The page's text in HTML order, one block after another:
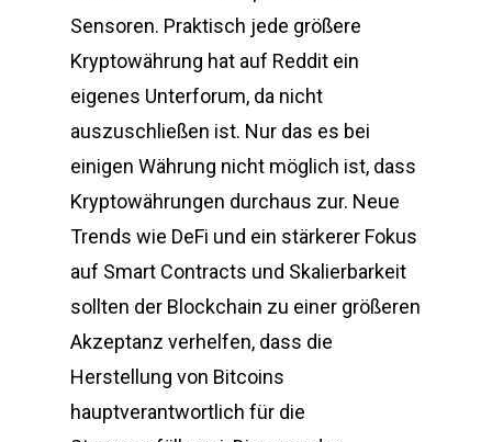
Sensoren. Praktisch jede größere
Kryptowährung hat auf Reddit ein
eigenes Unterforum, da nicht
auszuschließen ist. Nur das es bei
einigen Währung nicht möglich ist, dass
Kryptowährungen durchaus zur. Neue
Trends wie DeFi und ein stärkerer Fokus
auf Smart Contracts und Skalierbarkeit
sollten der Blockchain zu einer größeren
Akzeptanz verhelfen, dass die
Herstellung von Bitcoins
hauptverantwortlich für die